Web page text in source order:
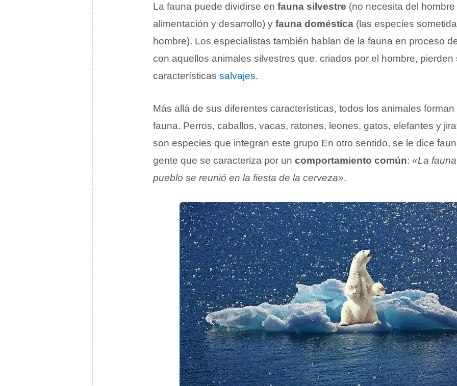
La fauna puede dividirse en fauna silvestre (no necesita del
alimentación y desarrollo) y fauna doméstica (las especies
hombre). Los especialistas también hablan de la fauna en proceso
con aquellos animales silvestres que, criados por el hombre, pierden
características salvajes.
Más allá de sus diferentes características, todos los animales forman
fauna. Perros, caballos, vacas, ratones, leones, gatos, elefantes y
son especies que integran este grupo En otro sentido, se le dice
gente que se caracteriza por un comportamiento común: «La
pueblo se reunió en la fiesta de la cerveza».